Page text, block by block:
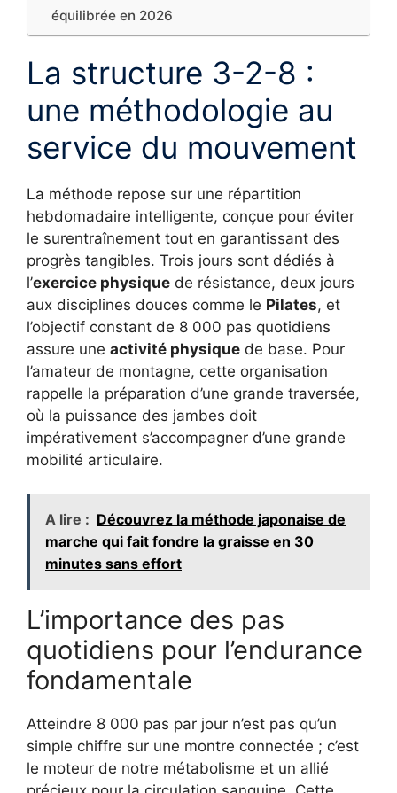
équilibrée en 2026
La structure 3-2-8 :
une méthodologie au
service du mouvement
La méthode repose sur une répartition
hebdomadaire intelligente, conçue pour éviter
le surentraînement tout en garantissant des
progrès tangibles. Trois jours sont dédiés à
l’exercice physique de résistance, deux jours
aux disciplines douces comme le Pilates, et
l’objectif constant de 8 000 pas quotidiens
assure une activité physique de base. Pour
l’amateur de montagne, cette organisation
rappelle la préparation d’une grande traversée,
où la puissance des jambes doit
impérativement s’accompagner d’une grande
mobilité articulaire.
A lire : Découvrez la méthode japonaise de
marche qui fait fondre la graisse en 30
minutes sans effort
L’importance des pas
quotidiens pour l’endurance
fondamentale
Atteindre 8 000 pas par jour n’est pas qu’un
simple chiffre sur une montre connectée ; c’est
le moteur de notre métabolisme et un allié